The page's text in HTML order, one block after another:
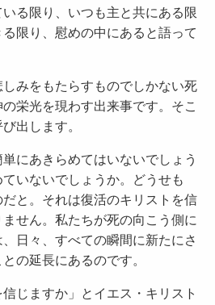
る限り、いつも主と共にある限
限り、慰めの中にあると語って
みをもたらすものでしかない死
栄光を現わす出来事です。そこ
出します。
にあきらめてはいないでしょう
いないでしょうか。どうせも
と。それは復活のキリストを信
せん。私たちが死の向こう側に
日々、すべての瞬間に新たにさ
の延長にあるのです。
じますか」とイエス・キリスト